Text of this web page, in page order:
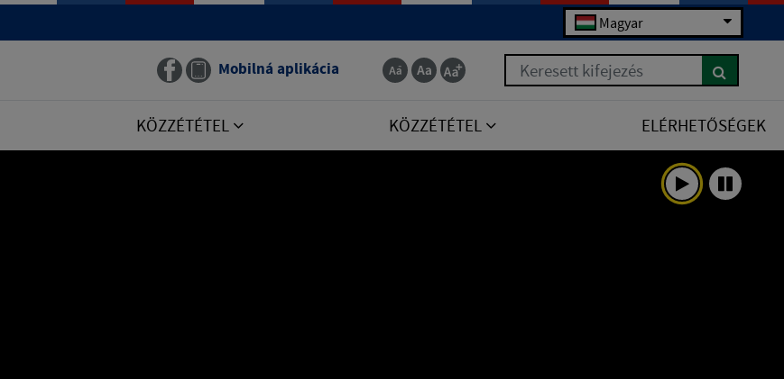
Magyar
Mobilná aplikácia Keresett kifejezés
KÖZZÉTÉTEL KÖZZÉTÉTEL ELÉRHETŐSÉGEK